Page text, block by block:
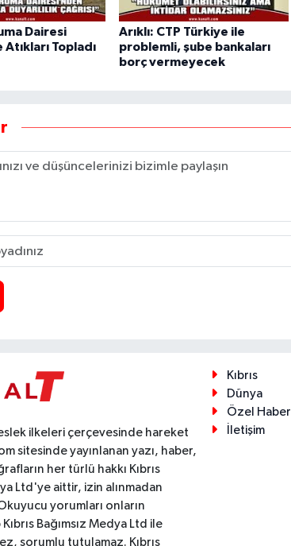
Dairesi
Topladı
Arıklı: CTP Türkiye ile
problemli, şube bankaları
borç vermeyecek
ilkeleri çerçevesinde hareket
sitesinde yayınlanan yazı, haber,
her türlü hakkı Kıbrıs
Ltd'ye aittir, izin alınmadan
yorumları onların
Bağımsız Medya Ltd ile
sorumlu tutulamaz. Kıbrıs
Kıbrıs
Dünya
Özel Haber
İletişim